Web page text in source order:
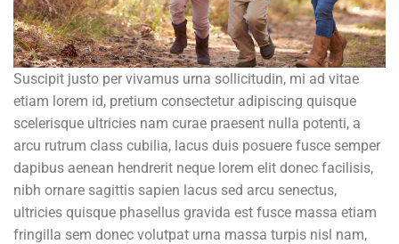
Suscipit justo per vivamus urna sollicitudin, mi ad vitae
etiam lorem id, pretium consectetur adipiscing quisque
scelerisque ultricies nam curae praesent nulla potenti, a
arcu rutrum class cubilia, lacus duis posuere fusce semper
dapibus aenean hendrerit neque lorem elit donec facilisis,
nibh ornare sagittis sapien lacus sed arcu senectus,
ultricies quisque phasellus gravida est fusce massa etiam
fringilla sem donec volutpat urna massa turpis nisl nam,